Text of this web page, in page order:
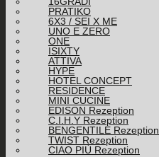
PRATIKO
6X3 / SEI X ME
UNO E ZERO
ONE
ISIXTY
ATTIVA
HYPE
HOTEL CONCEPT
RESIDENCE
MINI CUCINE
EDISON Rezeption
C.I.H.Y Rezeption
BENGENTILE Rezeption
TWIST Rezeption
CIAO PIÙ Rezeption